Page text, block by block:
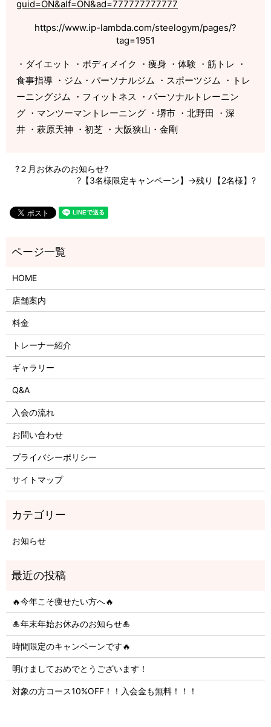
guid=ON&alf=ON&ad=777777777777
https://www.ip-lambda.com/steelogym/pages/?
tag=1951
・ダイエット ・ボディメイク ・痩身 ・体験 ・筋トレ ・
食事指導 ・ジム・パーソナルジム ・スポーツジム ・トレ
ーニングジム ・フィットネス ・パーソナルトレーニン
グ ・マンツーマントレーニング ・堺市 ・北野田 ・深
井 ・萩原天神 ・初芝 ・大阪狭山・金剛
?２月お休みのお知らせ?
?【3名様限定キャンペーン】→残り【2名様】?
HOME
店舗案内
料金
トレーナー紹介
ギャラリー
Q&A
入会の流れ
お問い合わせ
プライバシーポリシー
サイトマップ
お知らせ
🔥今年こそ痩せたい方へ🔥
🎍年末年始お休みのお知らせ🎍
時間限定のキャンペーンです🔥
明けましておめでとうございます！
対象の方コース10%OFF！！入会金も無料！！！